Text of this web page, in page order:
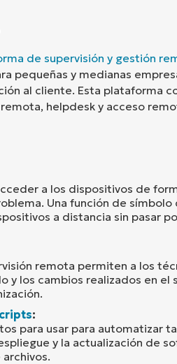
de supervisión y gestión
pequeñas y medianas
al cliente. Esta plataforma
helpdesk y acceso
a los dispositivos de
Una función de símbolo
a distancia sin pasar
remota permiten a los
y los cambios realizados en el
:
para usar para automatizar
y la actualización de